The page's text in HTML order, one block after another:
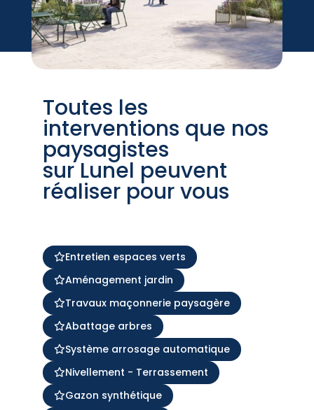
Toutes les
interventions que nos
paysagistes
sur Lunel peuvent
réaliser pour vous
Entretien espaces verts
Aménagement jardin
Travaux maçonnerie paysagère
Abattage arbres
Système arrosage automatique
Nivellement - Terrassement
Gazon synthétique